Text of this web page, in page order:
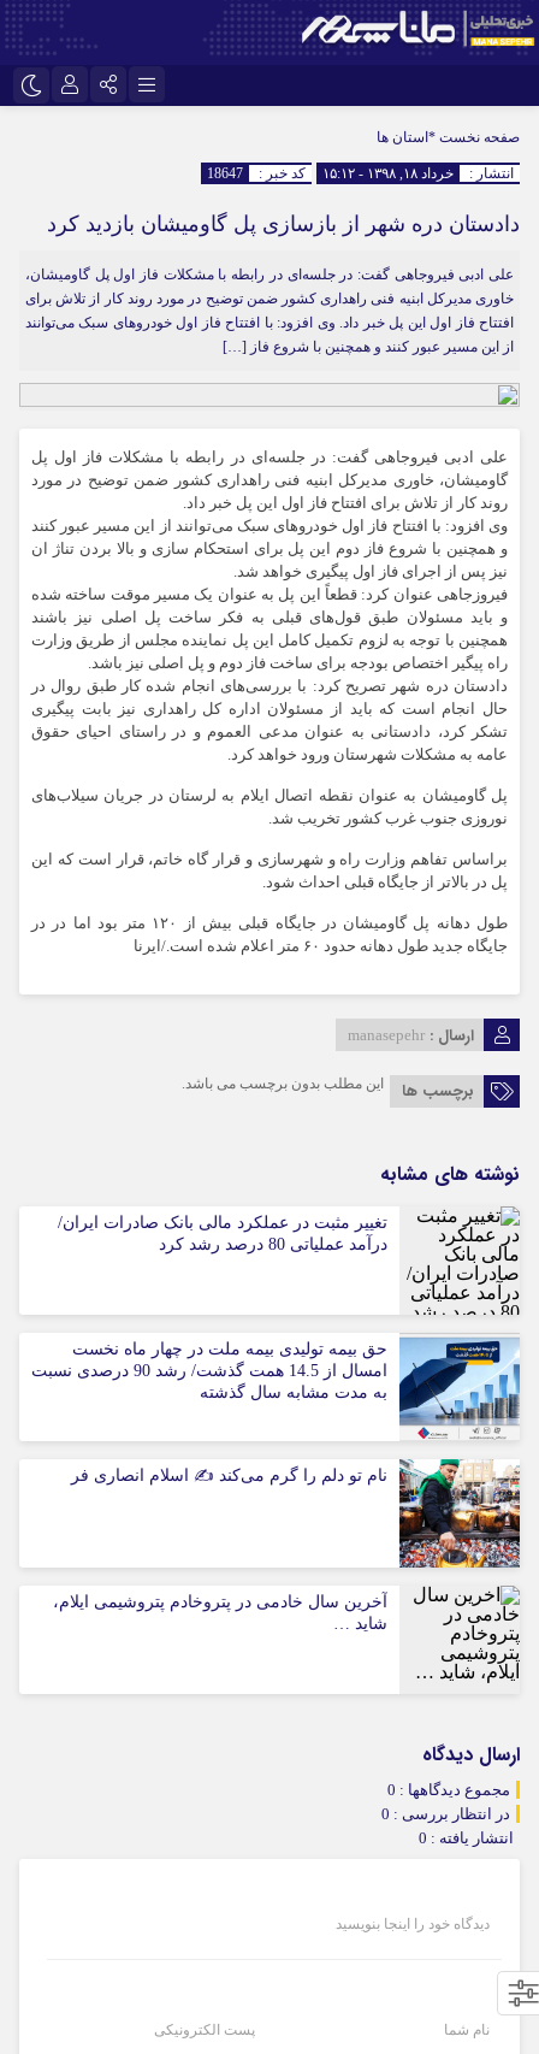
اینستاگرام
سروش ایتا
آپارات رمز عبور
مرا به خاطر بسپار
صفحه نخست *استان ها
انتشار : خرداد ۱۸, ۱۳۹۸ - ۱۵:۱۲ کد خبر : 18647
دادستان دره شهر از بازسازی پل گاومیشان بازدید کرد
علی ادبی فیروجاهی گفت: در جلسه‌ای در رابطه با مشکلات فاز اول پل گاومیشان،
خاوری مدیرکل ابنیه فنی راهداری کشور ضمن توضیح در مورد روند کار از تلاش برای
افتتاح فاز اول این پل خبر داد. وی افزود: با افتتاح فاز اول خودروهای سبک می‌توانند
از این مسیر عبور کنند و همچنین با شروع فاز […]
علی ادبی فیروجاهی گفت: در جلسه‌ای در رابطه با مشکلات فاز اول پل
گاومیشان، خاوری مدیرکل ابنیه فنی راهداری کشور ضمن توضیح در مورد
روند کار از تلاش برای افتتاح فاز اول این پل خبر داد.
وی افزود: با افتتاح فاز اول خودروهای سبک می‌توانند از این مسیر عبور کنند
و همچنین با شروع فاز دوم این پل برای استحکام سازی و بالا بردن تناژ ان
نیز پس از اجرای فاز اول پیگیری خواهد شد.
فیروزجاهی عنوان کرد: قطعاً این پل به عنوان یک مسیر موقت ساخته شده
و باید مسئولان طبق قول‌های قبلی به فکر ساخت پل اصلی نیز باشند
همچنین با توجه به لزوم تکمیل کامل این پل نماینده مجلس از طریق وزارت
راه پیگیر اختصاص بودجه برای ساخت فاز دوم و پل اصلی نیز باشد.
دادستان دره شهر تصریح کرد: با بررسی‌های انجام شده کار طبق روال در
حال انجام است که باید از مسئولان اداره کل راهداری نیز بابت پیگیری
تشکر کرد، دادستانی به عنوان مدعی العموم و در راستای احیای حقوق
عامه به مشکلات شهرستان ورود خواهد کرد.
پل گاومیشان به عنوان نقطه اتصال ایلام به لرستان در جریان سیلاب‌های
نوروزی جنوب غرب کشور تخریب شد.
براساس تفاهم وزارت راه و شهرسازی و قرار گاه خاتم، قرار است که این
پل در بالاتر از جایگاه قبلی احداث شود.
طول دهانه پل گاومیشان در جایگاه قبلی بیش از ۱۲۰ متر بود اما در در
جایگاه جدید طول دهانه حدود ۶۰ متر اعلام شده است./ایرنا
ارسال : manasepehr
برچسب ها این مطلب بدون برچسب می باشد.
نوشته های مشابه
تغییر مثبت در عملکرد مالی بانک صادرات ایران/
درآمد عملیاتی 80 درصد رشد کرد
حق بیمه تولیدی بیمه ملت در چهار ماه نخست
امسال از 14.5 همت گذشت/ رشد 90 درصدی نسبت
به مدت مشابه سال گذشته
نام تو دلم را گرم می‌کند ✍️ اسلام انصاری فر
آخرین سال خادمی در پتروخادم پتروشیمی ایلام،
شاید …
ارسال دیدگاه
مجموع دیدگاهها : 0
در انتظار بررسی : 0
انتشار یافته : 0
دیدگاه خود را اینجا بنویسید
نام شما پست الکترونیکی